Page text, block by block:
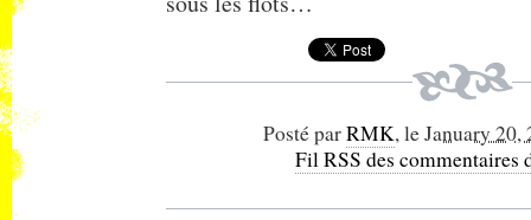
Posté parRMK, leJanuary 20,
Fil RSS des commentaires